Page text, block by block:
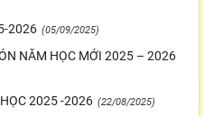
2026 (05/09/2025)
NĂM HỌC MỚI 2025 – 2026
2025 -2026 (22/08/2025)